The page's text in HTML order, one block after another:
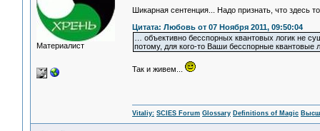
Материалист
Шикарная сентенция... Надо признать, что здесь
Цитата: Любовь от 07 Ноября 2011, 09:50:04
… объективно бесспорных квантовых логик не
потому, для кого-то Ваши бесспорные квантовые
Так и живем...
Vitaliy: SCIES Forum Glossary Definitions of Magic